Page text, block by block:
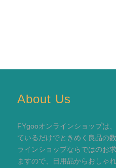
About Us
FYgooオンラインショップは
ているだけでときめく良品の
ラインショップならではのお
ますので、日用品からおしゃ